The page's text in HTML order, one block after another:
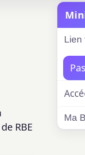
RBE
Lien
Ma